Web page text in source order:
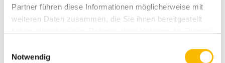
Partner führen diese Informationen möglicherweise mit
weiteren Daten zusammen, die Sie ihnen bereitgestellt
Notwendig
Unser Team für Reisemobil, PKW,
Transporter und mehr...